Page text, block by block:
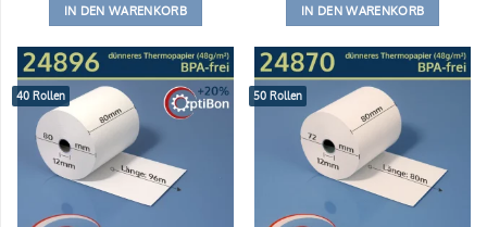
IN DEN WARENKORB IN DEN WARENKORB
40 Rollen 50 Rollen